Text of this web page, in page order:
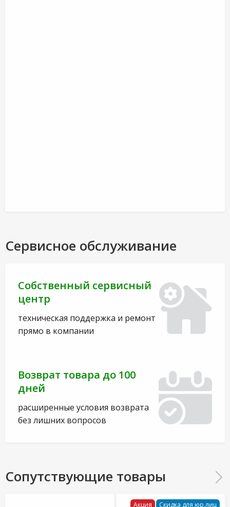
Сервисное обслуживание
Собственный сервисный
центр
техническая поддержка и ремонт
прямо в компании
Возврат товара до 100
дней
расширенные условия возврата
без лишних вопросов
Сопутствующие товары
Акция Скидка для юр.лиц